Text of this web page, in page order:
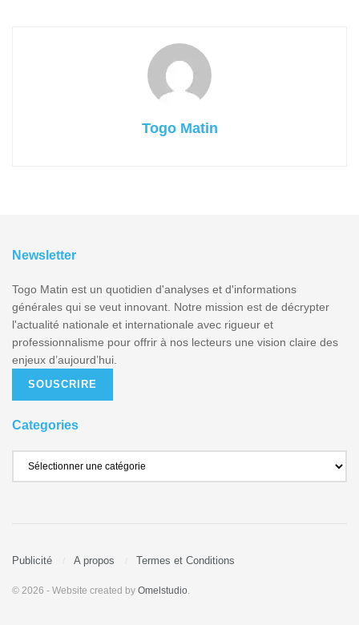
Togo Matin
Newsletter
Togo Matin est un quotidien d'analyses et d'informations
générales qui se veut innovant. Notre mission est de décrypter
l'actualité nationale et internationale avec rigueur et
professionnalisme pour offrir à nos lecteurs une vision claire des
enjeux d’aujourd’hui.
SOUSCRIRE
Categories
Publicité A propos Termes et Conditions
© 2026 - Website created by Omelstudio.